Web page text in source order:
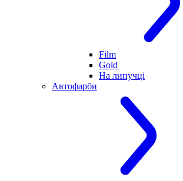
Film
Gold
На липучці
Автофарби